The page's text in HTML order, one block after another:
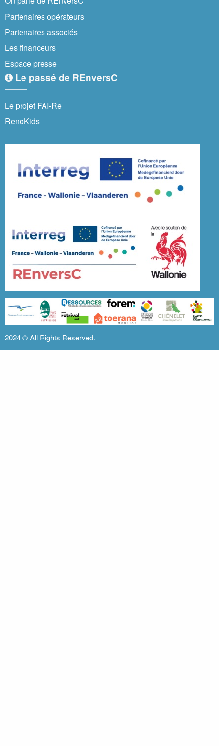
Partenaires opérateurs
Partenaires associés
Les financeurs
Espace presse
Le passé de REnversC
Le projet FAI-Re
RenoKids
2024 ©All Rights Reserved.